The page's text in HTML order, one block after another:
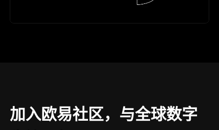
加入欧易社区，与全球数字